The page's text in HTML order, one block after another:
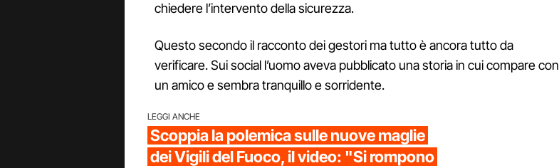
chiedere l’intervento della sicurezza.
Questo secondo il racconto dei gestori ma tutto è ancora tutto da
verificare. Sui social l’uomo aveva pubblicato una storia in cui compare con
un amico e sembra tranquillo e sorridente.
LEGGI ANCHE
Scoppia la polemica sulle nuove maglie
dei Vigili del Fuoco, il video: "Si rompono